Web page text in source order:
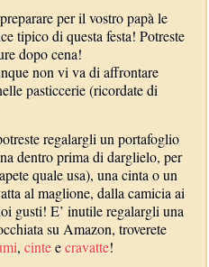
per il vostro papà le
tipico di questa festa! Potreste
dopo cena!
non vi va di affrontare
pasticcerie (ricordate di
regalargli un portafoglio
dentro prima di darglielo, per
quale usa), una cinta o un
al maglione, dalla camicia ai
gusti! E’ inutile regalargli una
su Amazon, troverete
,cinteecravatte!